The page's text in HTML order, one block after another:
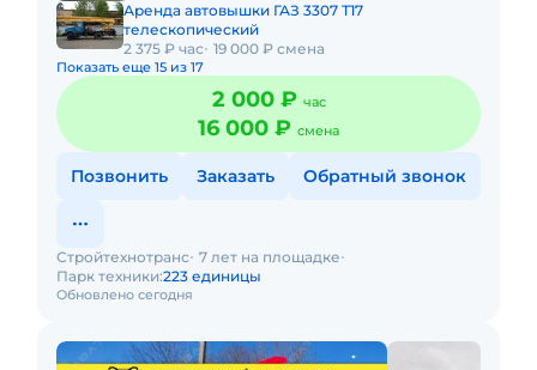
Аренда автовышки ГАЗ 3307 Т17
телескопический
2 375 ₽ час
19 000 ₽ смена
Показать еще 15 из 17
2 000 ₽ час
16 000 ₽ смена
Позвонить Заказать Обратный звонок
Обновлено сегодня
Стройтехнотранс 7 лет на площадке
Парк техники:223 единицы